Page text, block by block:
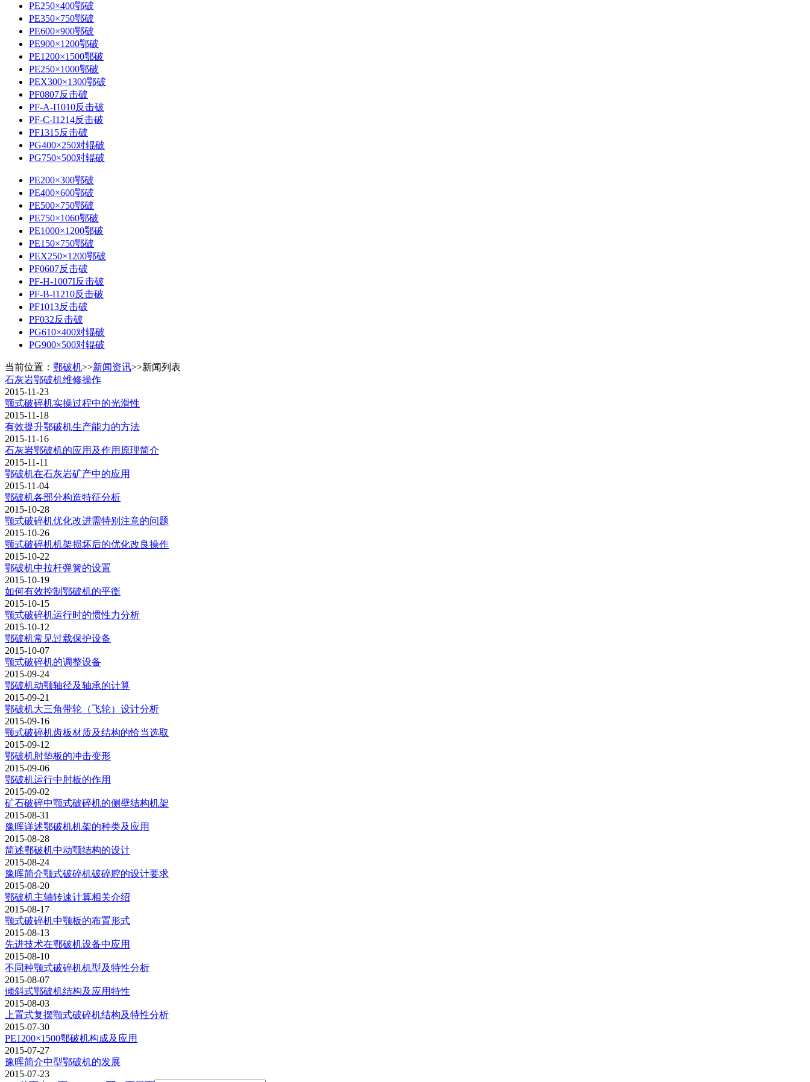
PE250×400鄂破
PE350×750鄂破
PE600×900鄂破
PE900×1200鄂破
PE1200×1500鄂破
PE250×1000鄂破
PEX300×1300鄂破
PF0807反击破
PF-A-I1010反击破
PF-C-I1214反击破
PF1315反击破
PG400×250对辊破
PG750×500对辊破
PE200×300鄂破
PE400×600鄂破
PE500×750鄂破
PE750×1060鄂破
PE1000×1200鄂破
PE150×750鄂破
PEX250×1200鄂破
PF0607反击破
PF-H-1007I反击破
PF-B-I1210反击破
PF1013反击破
PF032反击破
PG610×400对辊破
PG900×500对辊破
当前位置： 鄂破机>>新闻资讯>>新闻列表
石灰岩鄂破机维修操作
2015-11-23
颚式破碎机实操过程中的光滑性
2015-11-18
有效提升鄂破机生产能力的方法
2015-11-16
石灰岩鄂破机的应用及作用原理简介
2015-11-11
鄂破机在石灰岩矿产中的应用
2015-11-04
鄂破机各部分构造特征分析
2015-10-28
颚式破碎机优化改进需特别注意的问题
2015-10-26
颚式破碎机机架损坏后的优化改良操作
2015-10-22
鄂破机中拉杆弹簧的设置
2015-10-19
如何有效控制鄂破机的平衡
2015-10-15
颚式破碎机运行时的惯性力分析
2015-10-12
鄂破机常见过载保护设备
2015-10-07
颚式破碎机的调整设备
2015-09-24
鄂破机动颚轴径及轴承的计算
2015-09-21
鄂破机大三角带轮（飞轮）设计分析
2015-09-16
颚式破碎机齿板材质及结构的恰当选取
2015-09-12
鄂破机肘垫板的冲击变形
2015-09-06
鄂破机运行中肘板的作用
2015-09-02
矿石破碎中颚式破碎机的侧壁结构机架
2015-08-31
豫晖详述鄂破机机架的种类及应用
2015-08-28
简述鄂破机中动颚结构的设计
2015-08-24
豫晖简介颚式破碎机破碎腔的设计要求
2015-08-20
鄂破机主轴转速计算相关介绍
2015-08-17
颚式破碎机中颚板的布置形式
2015-08-13
先进技术在鄂破机设备中应用
2015-08-10
不同种颚式破碎机机型及特性分析
2015-08-07
倾斜式鄂破机结构及应用特性
2015-08-03
上置式复摆颚式破碎机结构及特性分析
2015-07-30
PE1200×1500鄂破机构成及应用
2015-07-27
豫晖简介中型鄂破机的发展
2015-07-23